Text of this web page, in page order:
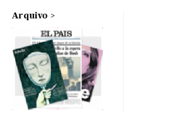
Arquivo